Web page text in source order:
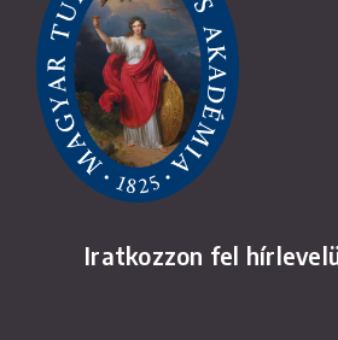
Iratkozzon fel